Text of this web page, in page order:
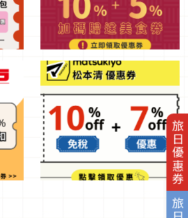
旅日優惠券